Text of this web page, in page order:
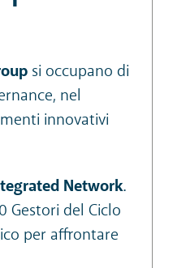
si occupano di
nel
innovativi
Network.
Gestori del Ciclo
per affrontare